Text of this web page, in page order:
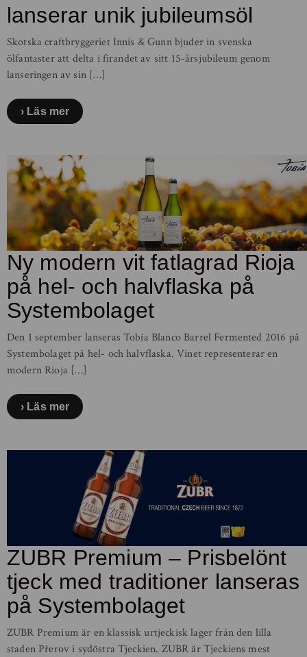
lanserar unik jubileumsöl
Skotska craftbryggeriet Innis & Gunn bjuder in svenska
ölfantaster att delta i firandet av sitt 15-årsjubileum genom
lanseringen av sin […]
Läs mer
Ny modern vit fatlagrad Rioja
på hel- och halvflaska på
Systembolaget
Den 1 september lanseras Tobía Blanco Barrel Fermented 2016 på
Systembolaget på hel- och halvflaska. Vinet representerar en
modern Rioja […]
Läs mer
ZUBR Premium – Prisbelönt
tjeck med traditioner lanseras
på Systembolaget
ZUBR Premium är en klassisk urtjeckisk lager från den lilla
staden Přerov i sydöstra Tjeckien. ZUBR är Tjeckiens mest